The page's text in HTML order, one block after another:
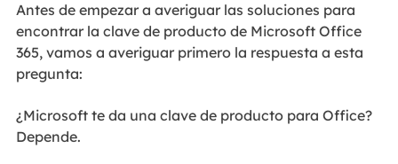
Antes de empezar a averiguar las soluciones para
encontrar la clave de producto de Microsoft Office
365, vamos a averiguar primero la respuesta a esta
pregunta:
¿Microsoft te da una clave de producto para Office?
Depende.